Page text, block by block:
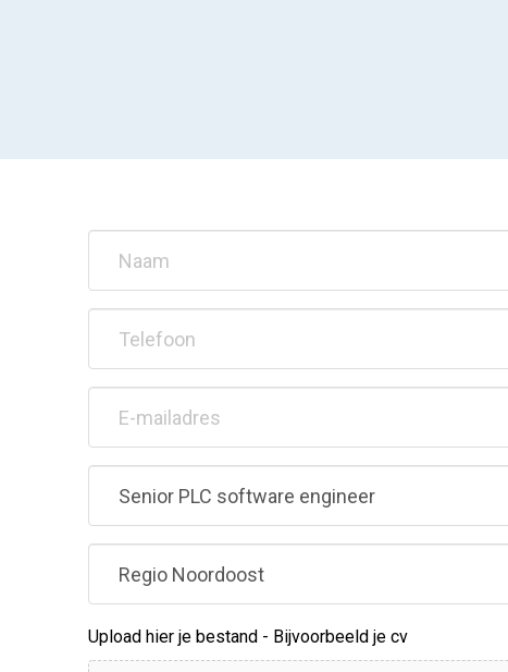
mailadres
Upload hier je bestand - Bijvoorbeeld je cv